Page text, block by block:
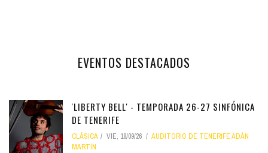
EVENTOS DESTACADOS
'LIBERTY BELL' - TEMPORADA 26-27 SINFÓNICA
DE TENERIFE
CLÁSICA VIE, 18/09/26
AUDITORIO DE TENERIFE ADÁN
MARTÍN